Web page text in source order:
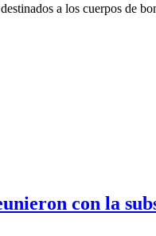
a los cuerpos de
con la